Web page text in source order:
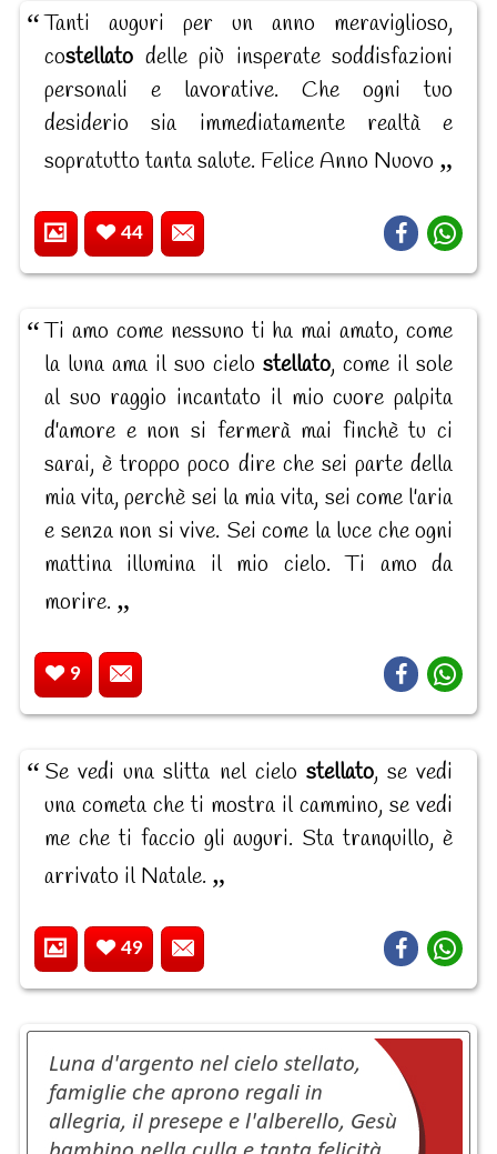
Tanti auguri per un anno meraviglioso,
costellato delle più insperate soddisfazioni
personali e lavorative. Che ogni tuo
desiderio sia immediatamente realtà e
sopratutto tanta salute. Felice Anno Nuovo
44
Ti amo come nessuno ti ha mai amato, come
la luna ama il suo cielo stellato, come il sole
al suo raggio incantato il mio cuore palpita
d'amore e non si fermerà mai finchè tu ci
sarai, è troppo poco dire che sei parte della
mia vita, perchè sei la mia vita, sei come l'aria
e senza non si vive. Sei come la luce che ogni
mattina illumina il mio cielo. Ti amo da
morire.
9
Se vedi una slitta nel cielo stellato, se vedi
una cometa che ti mostra il cammino, se vedi
me che ti faccio gli auguri. Sta tranquillo, è
arrivato il Natale.
49